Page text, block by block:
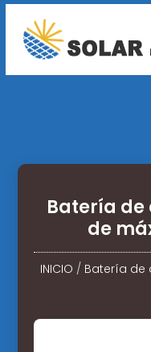
Batería
de
INICIO / Batería de